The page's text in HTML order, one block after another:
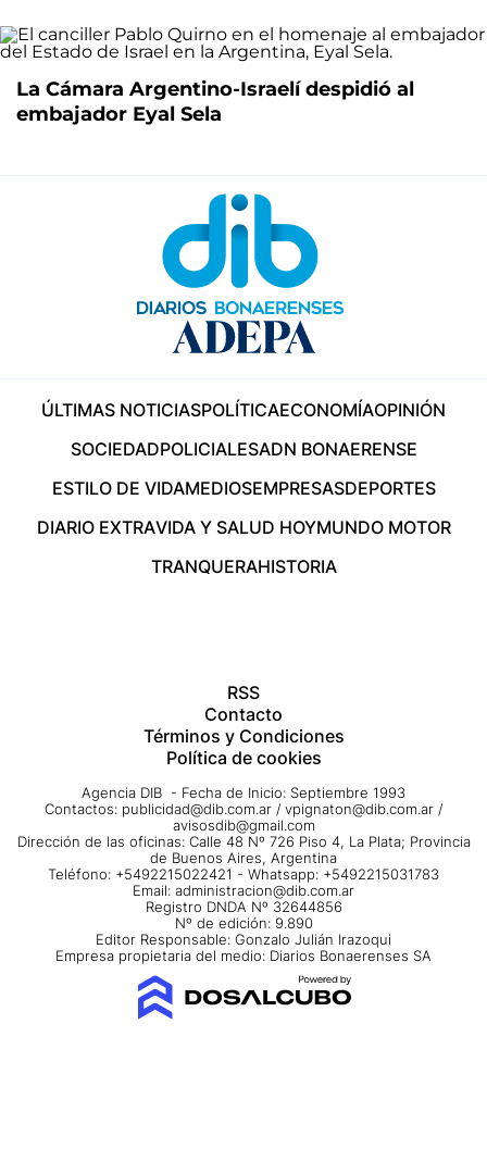
La Cámara Argentino-Israelí despidió al
embajador Eyal Sela
ÚLTIMAS NOTICIASPOLÍTICAECONOMÍAOPINIÓN
SOCIEDADPOLICIALESADN BONAERENSE
ESTILO DE VIDAMEDIOSEMPRESASDEPORTES
DIARIO EXTRAVIDA Y SALUD HOYMUNDO MOTOR
TRANQUERAHISTORIA
RSS
Contacto
Términos y Condiciones
Política de cookies
Agencia DIB - Fecha de Inicio: Septiembre 1993
Contactos: publicidad@dib.com.ar / vpignaton@dib.com.ar /
avisosdib@gmail.com
Dirección de las oficinas: Calle 48 Nº 726 Piso 4, La Plata; Provincia
de Buenos Aires, Argentina
Teléfono: +5492215022421 - Whatsapp: +5492215031783
Email: administracion@dib.com.ar
Registro DNDA Nº 32644856
Nº de edición: 9.890
Editor Responsable: Gonzalo Julián Irazoqui
Empresa propietaria del medio: Diarios Bonaerenses SA